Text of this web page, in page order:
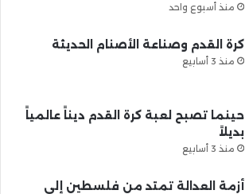
منذ أسبوع واحد
كرة القدم وصناعة الأصنام الحديثة
منذ 3 أسابيع
حينما تصبح لعبة كرة القدم ديناً عالمياً
بديلاً
منذ 3 أسابيع
أزمة العدالة تمتد من فلسطين إلى